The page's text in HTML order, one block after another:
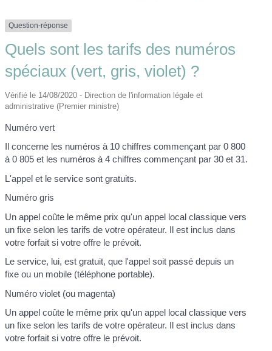
Question-réponse
Quels sont les tarifs des numéros
spéciaux (vert, gris, violet) ?
Vérifié le 14/08/2020 - Direction de l'information légale et
administrative (Premier ministre)
Numéro vert
Il concerne les numéros à 10 chiffres commençant par 0 800
à 0 805 et les numéros à 4 chiffres commençant par 30 et 31.
L'appel et le service sont gratuits.
Numéro gris
Un appel coûte le même prix qu'un appel local classique vers
un fixe selon les tarifs de votre opérateur. Il est inclus dans
votre forfait si votre offre le prévoit.
Le service, lui, est gratuit, que l'appel soit passé depuis un
fixe ou un mobile (téléphone portable).
Numéro violet (ou magenta)
Un appel coûte le même prix qu'un appel local classique vers
un fixe selon les tarifs de votre opérateur. Il est inclus dans
votre forfait si votre offre le prévoit.